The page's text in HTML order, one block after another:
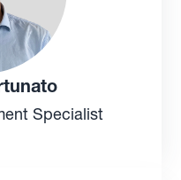
Specialist